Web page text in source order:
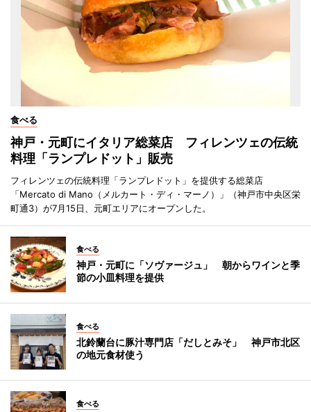
食べる
神戸・元町にイタリア総菜店 フィレンツェの伝統
料理「ランプレドット」販売
フィレンツェの伝統料理「ランプレドット」を提供する総菜店
「Mercato di Mano（メルカート・ディ・マーノ）」（神戸市中央区栄
町通3）が7月15日、元町エリアにオープンした。
食べる
神戸・元町に「ソヴァージュ」 朝からワインと季
節の小皿料理を提供
食べる
北鈴蘭台に豚汁専門店「だしとみそ」 神戸市北区
の地元食材使う
食べる